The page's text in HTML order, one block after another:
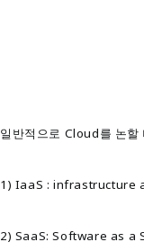
일반적으로 Cloud를 논할
1) IaaS : infrastructure
2) SaaS: Software as a